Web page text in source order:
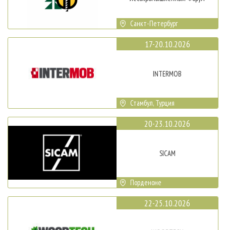
Санкт-Петербург
17-20.10.2026
INTERMOB
Стамбул, Турция
20-23.10.2026
SICAM
Порденоне
22-25.10.2026